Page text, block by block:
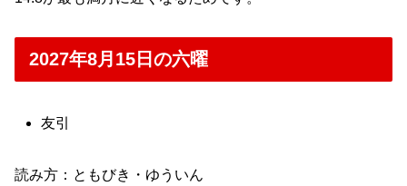
2027年8月15日の六曜
友引
読み方：ともびき・ゆういん